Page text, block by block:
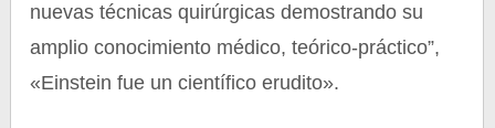
nuevas técnicas quirúrgicas demostrando su
amplio conocimiento médico, teórico-práctico”,
«Einstein fue un científico erudito».